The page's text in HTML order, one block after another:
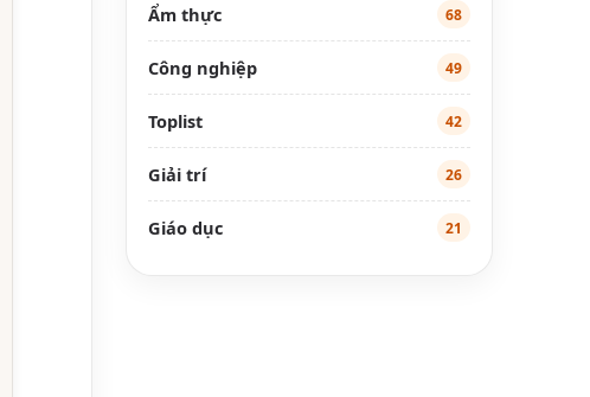
Ẩm thực 68
Công nghiệp 49
Toplist 42
Giải trí 26
Giáo dục 21